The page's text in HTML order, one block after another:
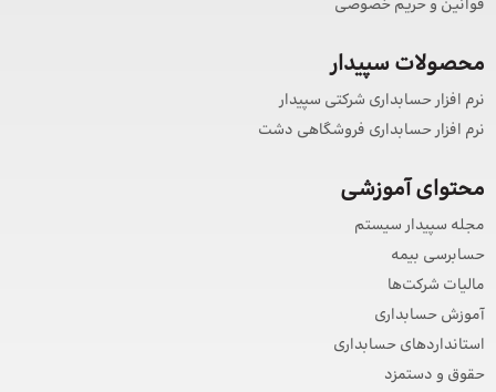
قوانین و حریم خصوصی
محصولات سپیدار
نرم افزار حسابداری شرکتی سپیدار
نرم افزار حسابداری فروشگاهی دشت
محتوای آموزشی
مجله سپیدار سیستم
حسابرسی بیمه
مالیات شرکت‌ها
آموزش حسابداری
استانداردهای حسابداری
حقوق و دستمزد